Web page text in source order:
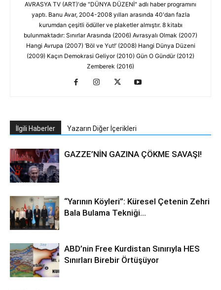
AVRASYA TV (ART)'de "DÜNYA DÜZENİ" adlı haber programını
yaptı. Banu Avar, 2004-2008 yılları arasında 40'dan fazla
kurumdan çeşitli ödüller ve plaketler almıştır. 8 kitabı
bulunmaktadır: Sınırlar Arasında (2006) Avrasyalı Olmak (2007)
Hangi Avrupa (2007) ‘Böl ve Yut!’ (2008) Hangi Dünya Düzeni
(2009) Kaçın Demokrasi Geliyor (2010) Gün O Gündür (2012)
Zemberek (2016)
İlgili Haberler Yazarın Diğer İçerikleri
GAZZE’NİN GAZINA ÇÖKME SAVAŞI!
“Yarının Köyleri”: Küresel Çetenin Zehri
Bala Bulama Tekniği…
ABD’nin Free Kurdistan Sınırıyla HES
Sınırları Birebir Örtüşüyor